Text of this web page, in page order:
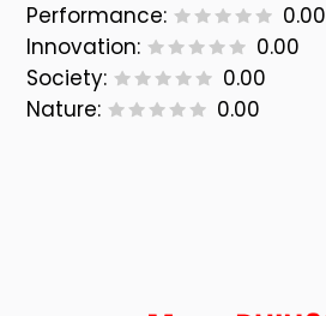
Performance:
0.00
Innovation:
0.00
Society:
0.00
Nature:
0.00